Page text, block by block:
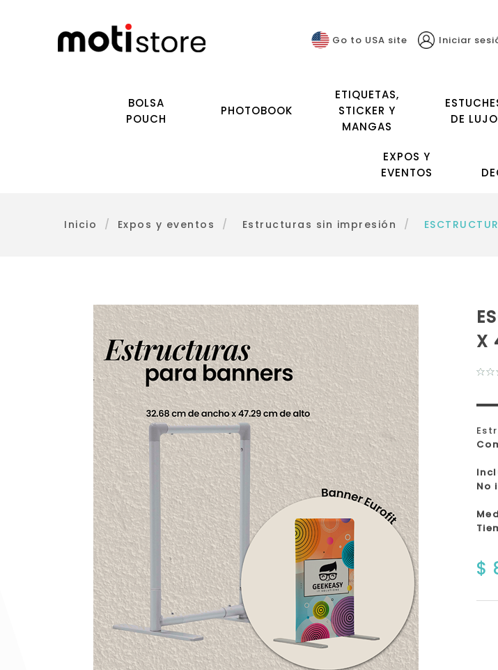
Go to USA site Iniciar
BOLSA
POUCH
PHOTOBOOK
ETIQUETAS,
STICKER Y
MANGAS
DE LUJO
EXPOS Y
EVENTOS
Inicio / Expos y eventos / Estructuras sin impresión /
X
No
$